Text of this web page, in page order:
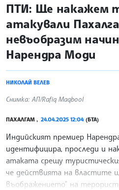
site.bta
ПТИ: Ще накажем
атакували
невъобразим
Нарендра Моди
НИКОЛАЙ ВЕЛЕВ
Снимка: АП/Rafiq Maqbool
ПАХАЛГАМ , 24.04.2025 12:04 (БТА)
Индийският премиер
идентифицира, проследи и
атаката срещу
че действията на властите
въображението" на